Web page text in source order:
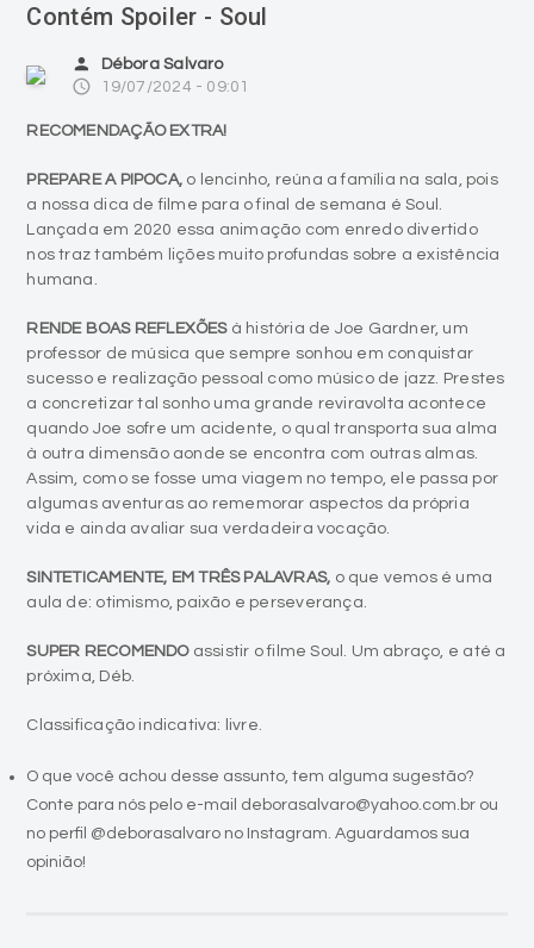
Contém Spoiler - Soul
person Débora Salvaro
access_time 19/07/2024 - 09:01
RECOMENDAÇÃO EXTRA!
PREPARE A PIPOCA,o lencinho, reúna a família na sala, pois
a nossa dica de filme para o final de semana é Soul.
Lançada em 2020 essa animação com enredo divertido
nos traz também lições muito profundas sobre a existência
humana.
RENDE BOAS REFLEXÕESà história de Joe Gardner, um
professor de música que sempre sonhou em conquistar
sucesso e realização pessoal como músico de jazz. Prestes
a concretizar tal sonho uma grande reviravolta acontece
quando Joe sofre um acidente, o qual transporta sua alma
à outra dimensão aonde se encontra com outras almas.
Assim, como se fosse uma viagem no tempo, ele passa por
algumas aventuras ao rememorar aspectos da própria
vida e ainda avaliar sua verdadeira vocação.
SINTETICAMENTE, EM TRÊS PALAVRAS, o que vemos é uma
aula de: otimismo, paixão e perseverança.
SUPER RECOMENDOassistir o filme Soul. Um abraço, e até a
próxima, Déb.
Classificação indicativa: livre.
O que você achou desse assunto, tem alguma sugestão?
Conte para nós pelo e-mail deborasalvaro@yahoo.com.br ou
no perfil @deborasalvaro no Instagram. Aguardamos sua
opinião!